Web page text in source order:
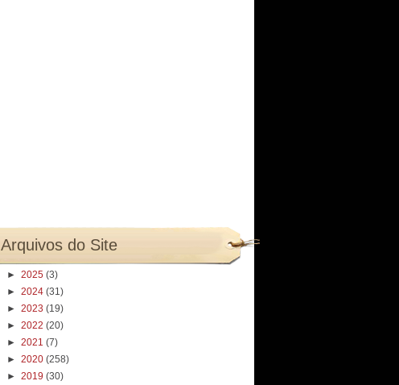
Arquivos do Site
► 2025 (3)
► 2024 (31)
► 2023 (19)
► 2022 (20)
► 2021 (7)
► 2020 (258)
► 2019 (30)